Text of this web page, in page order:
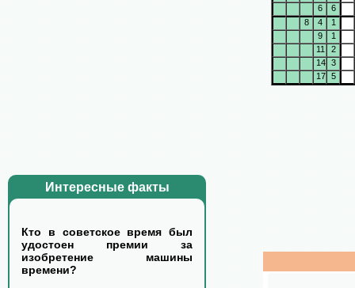
Интересные факты
Кто в советское время был
удостоен премии за
изобретение машины
времени?
6
6
8
4
1
9
1
11
2
14 3
17 5